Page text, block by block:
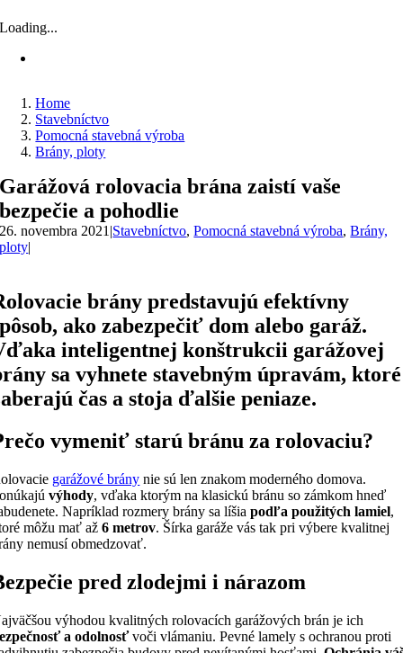
Loading...
Home
Stavebníctvo
Pomocná stavebná výroba
Brány, ploty
Garážová rolovacia brána zaistí vaše
bezpečie a pohodlie
26. novembra 2021 |Stavebníctvo,Pomocná stavebná výroba,Brány,
ploty|
brány predstavujú efektívny
ako zabezpečiť dom alebo garáž.
inteligentnej konštrukcii garážovej
sa vyhnete stavebným úpravám, ktoré
čas a stoja ďalšie peniaze.
vymeniť starú bránu za rolovaciu?
garážové brány nie sú len znakom moderného domova.
výhody, vďaka ktorým na klasickú bránu so zámkom hneď
Napríklad rozmery brány sa líšiapodľa použitých lamiel,
môžu mať až6 metrov. Šírka garáže vás tak pri výbere kvalitnej
nemusí obmedzovať.
pred zlodejmi i nárazom
výhodou kvalitných rolovacích garážových brán je ich
a odolnosťvoči vlámaniu. Pevné lamely s ochranou proti